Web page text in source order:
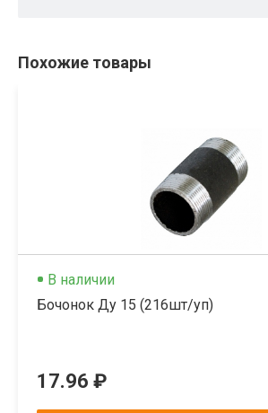
Похожие товары
В наличии
Бочонок Ду 15 (216шт/уп)
17.96 ₽